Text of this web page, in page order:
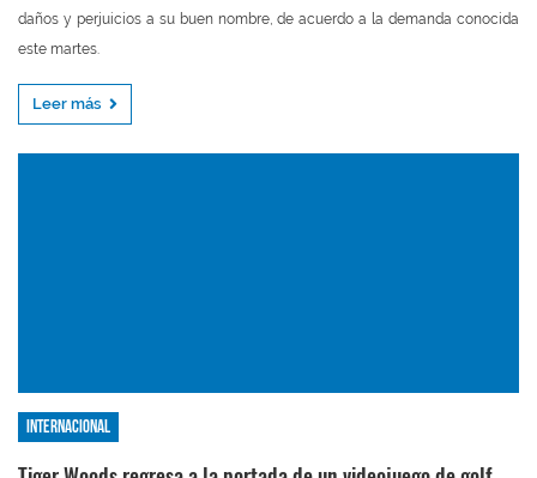
daños y perjuicios a su buen nombre, de acuerdo a la demanda conocida
este martes.
Leer más
Internacional